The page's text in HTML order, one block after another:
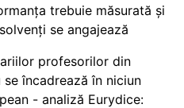
trebuie măsurată și
se angajează
profesorilor din
se încadrează în niciun
- analiză Eurydice: